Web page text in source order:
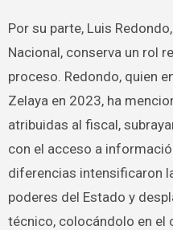
Por su parte, Luis
Nacional, conserva un rol
proceso. Redondo, quien
Zelaya en 2023, ha
atribuidas al fiscal,
con el acceso a
diferencias intensificaron
poderes del Estado y
técnico, colocándolo en el